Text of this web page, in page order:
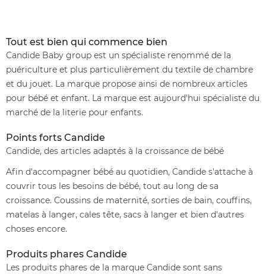
Tout est bien qui commence bien
Candide Baby group est un spécialiste renommé de la
puériculture et plus particulièrement du textile de chambre
et du jouet. La marque propose ainsi de nombreux articles
pour bébé et enfant. La marque est aujourd'hui spécialiste du
marché de la literie pour enfants.
Points forts Candide
Candide, des articles adaptés à la croissance de bébé
Afin d'accompagner bébé au quotidien, Candide s'attache à
couvrir tous les besoins de bébé, tout au long de sa
croissance. Coussins de maternité, sorties de bain, couffins,
matelas à langer, cales tête, sacs à langer et bien d'autres
choses encore.
Produits phares Candide
Les produits phares de la marque Candide sont sans